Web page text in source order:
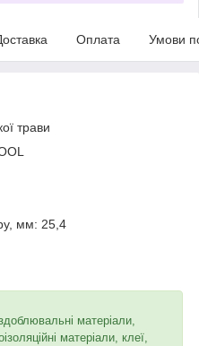
Оплата Умови
трави
мм: 25,4
матеріали,
матеріали, клеї,